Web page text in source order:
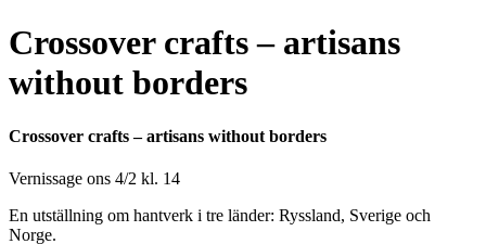
Crossover crafts – artisans
without borders
Crossover crafts – artisans without borders
Vernissage ons 4/2 kl. 14
En utställning om hantverk i tre länder: Ryssland, Sverige och
Norge.